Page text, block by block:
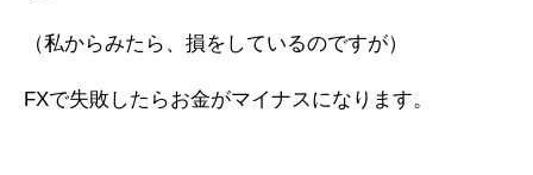
（私からみたら、損をしているのですが）
FXで失敗したらお金がマイナスになります。